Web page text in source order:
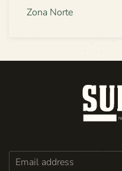
Zona Norte